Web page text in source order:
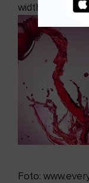
width="722"]
Foto: